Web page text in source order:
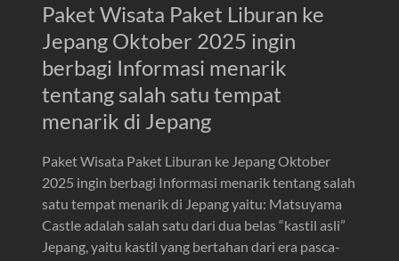
Paket Wisata Paket Liburan ke
Jepang Oktober 2025 ingin
berbagi Informasi menarik
tentang salah satu tempat
menarik di Jepang
Paket Wisata Paket Liburan ke Jepang Oktober
2025 ingin berbagi Informasi menarik tentang salah
satu tempat menarik di Jepang yaitu: Matsuyama
Castle adalah salah satu dari dua belas “kastil asli”
Jepang, yaitu kastil yang bertahan dari era pasca-